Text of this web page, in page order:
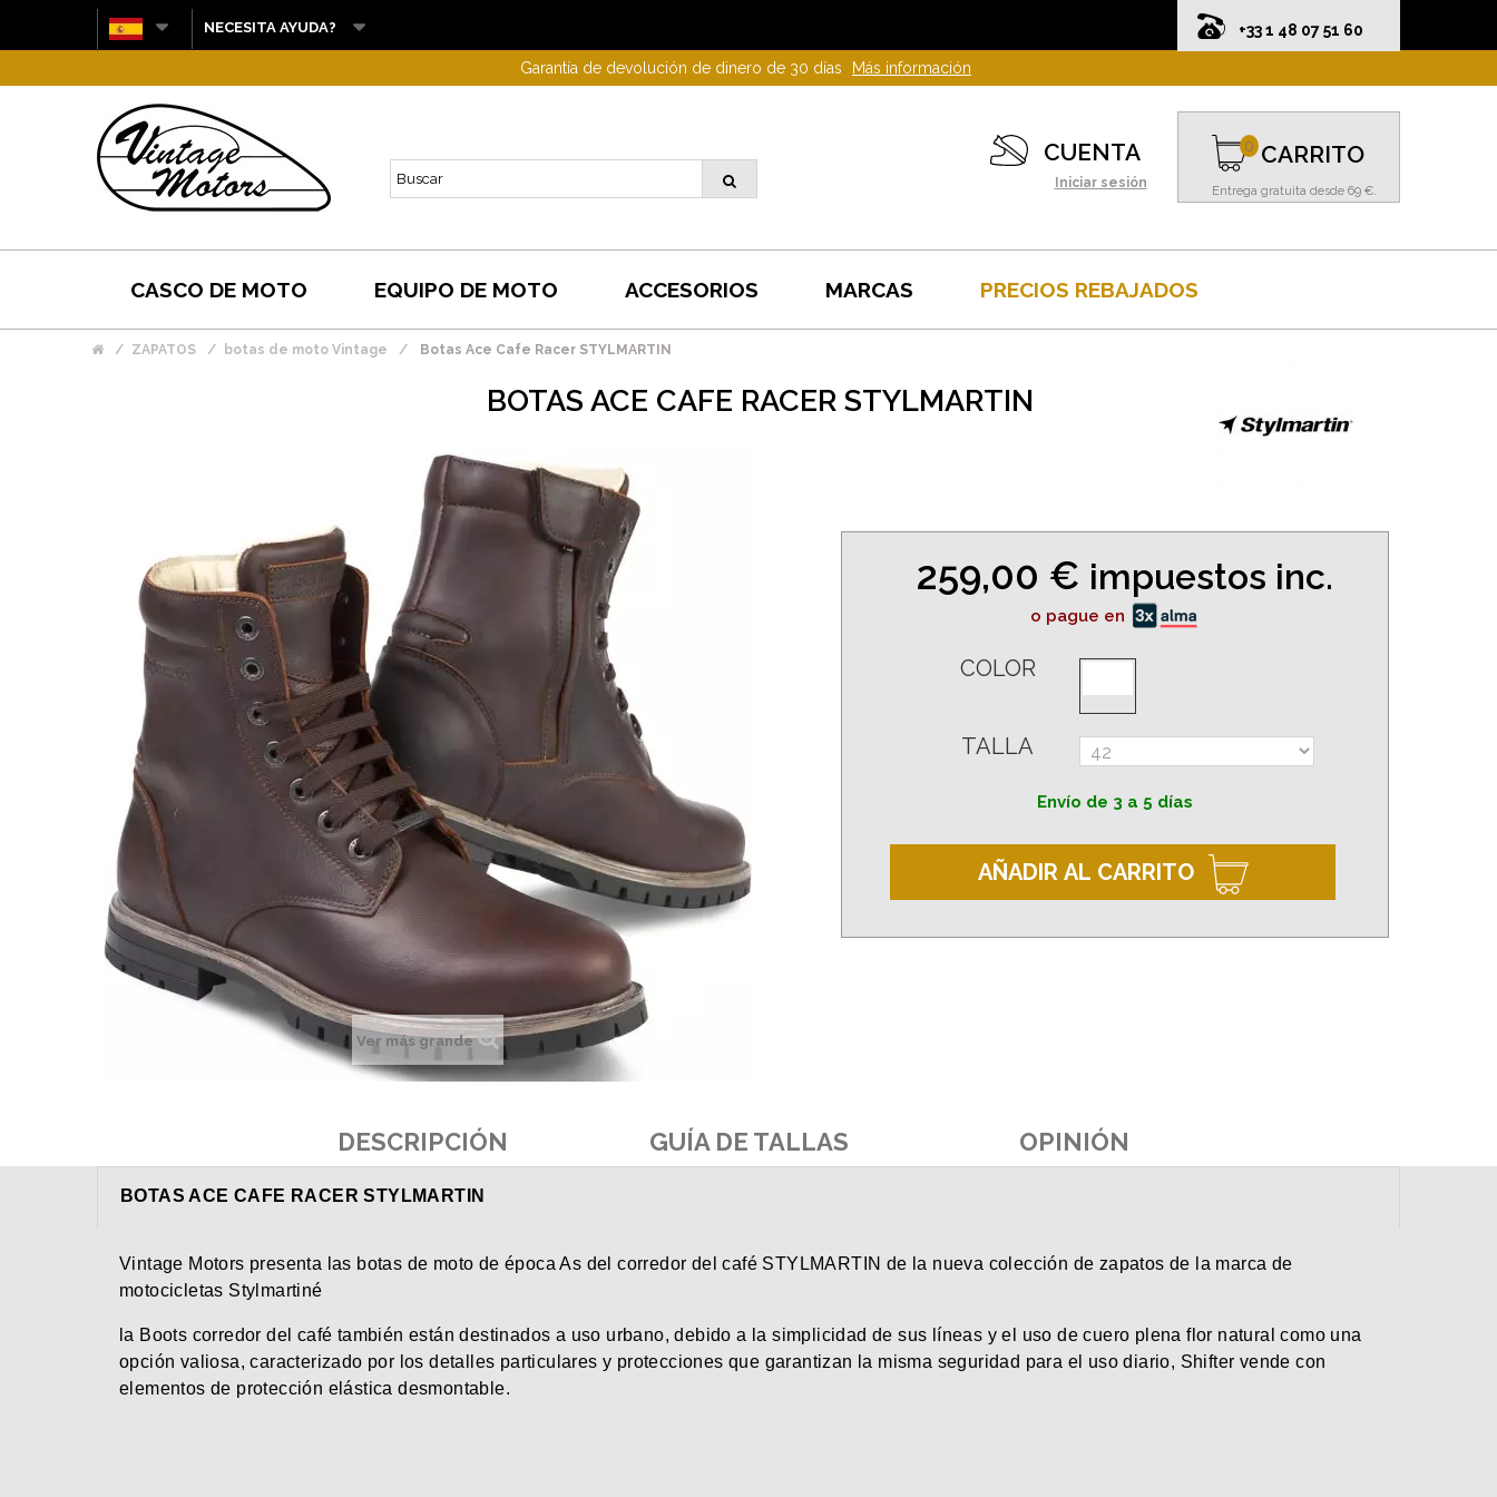
+33 1 48 07 51 60
NECESITA AYUDA?
Garantía de devolución de dinero de 30 días Más información
CUENTA
Iniciar sesión
CARRITO
Entrega gratuita desde 69 €.
0
CASCO DE MOTO EQUIPO DE MOTO ACCESORIOS MARCAS PRECIOS REBAJADOS
ZAPATOS botas de moto Vintage Botas Ace Cafe Racer STYLMARTIN
BOTAS ACE CAFE RACER STYLMARTIN
Ver más grande
259,00 € impuestos inc.
o pague en
COLOR
TALLA
Envío de 3 a 5 días
AÑADIR AL CARRITO
DESCRIPCIÓN GUÍA DE TALLAS OPINIÓN
BOTAS ACE CAFE RACER STYLMARTIN
Vintage Motors presenta las botas de moto de época As del corredor del café STYLMARTIN de la nueva colección de zapatos de la marca de
motocicletas Stylmartiné
la Boots corredor del café también están destinados a uso urbano, debido a la simplicidad de sus líneas y el uso de cuero plena flor natural como una
opción valiosa, caracterizado por los detalles particulares y protecciones que garantizan la misma seguridad para el uso diario, Shifter vende con
elementos de protección elástica desmontable.